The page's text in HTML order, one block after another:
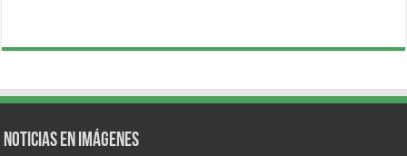
Noticias en Imágenes